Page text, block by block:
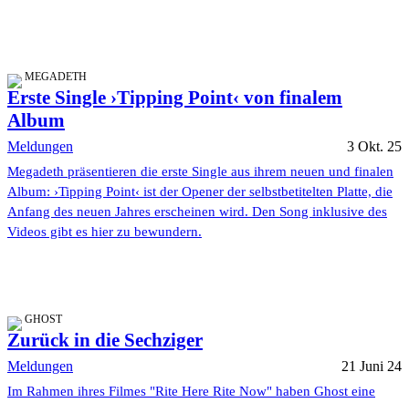
MEGADETH
Erste Single ›Tipping Point‹ von finalem
Album
Meldungen 3 Okt. 25
Megadeth präsentieren die erste Single aus ihrem neuen und finalen
Album: ›Tipping Point‹ ist der Opener der selbstbetitelten Platte, die
Anfang des neuen Jahres erscheinen wird. Den Song inklusive des
Videos gibt es hier zu bewundern.
GHOST
Zurück in die Sechziger
Meldungen 21 Juni 24
Im Rahmen ihres Filmes "Rite Here Rite Now" haben Ghost eine